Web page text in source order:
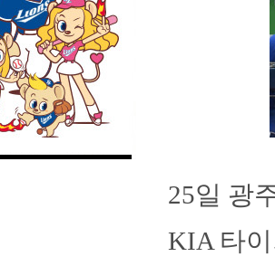
25일 광
KIA 타